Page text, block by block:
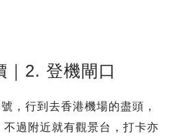
｜2. 登機閘口
，行到去香港機場的盡頭，
不過附近就有觀景台，打卡亦